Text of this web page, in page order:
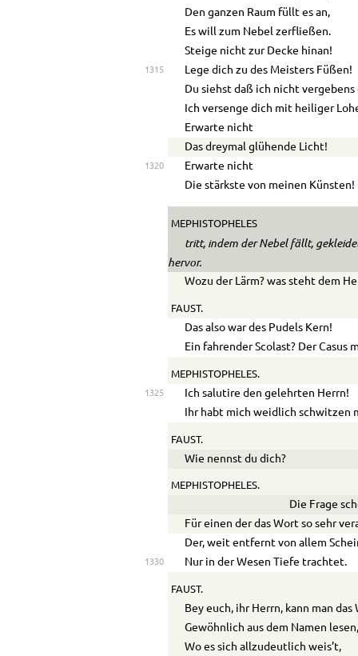
Den ganzen Raum füllt es an,
Es will zum Nebel zerfließen.
Steige nicht zur Decke hinan!
1315
Lege dich zu des Meisters Füßen!
Du siehst daß ich nicht vergebens
Ich versenge dich mit heiliger
Erwarte nicht
Das dreymal glühende Licht!
1320
Erwarte nicht
Die stärkste von meinen Künsten!
MEPHISTOPHELES
tritt, indem der Nebel fällt,
hervor.
Wozu der Lärm? was steht dem
FAUST.
Das also war des Pudels Kern!
Ein fahrender Scolast? Der Casus
MEPHISTOPHELES.
1325
Ich salutire den gelehrten Herrn!
Ihr habt mich weidlich schwitzen
FAUST.
Wie nennst du dich?
MEPHISTOPHELES.
Die Frage
Für einen der das Wort so sehr
Der, weit entfernt von allem
1330 Nur in der Wesen Tiefe trachtet.
FAUST.
Bey euch, ihr Herrn, kann man das
Gewöhnlich aus dem Namen
Wo es sich allzudeutlich weis’t,